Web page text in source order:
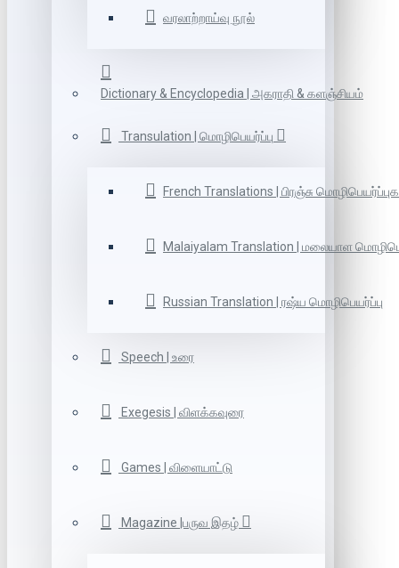
வரலாற்றாய்வு நூல்
Dictionary & Encyclopedia | அகராதி & களஞ்சியம்
Transulation | மொழிபெயர்ப்பு
French Translations | பிரஞ்சு
Malaiyalam Translation | மலையாள
Russian Translation | ரஷ்ய மொழிபெயர்ப்பு
Speech | உரை
Exegesis | விளக்கவுரை
Games | விளையாட்டு
Magazine |பருவ இதழ்